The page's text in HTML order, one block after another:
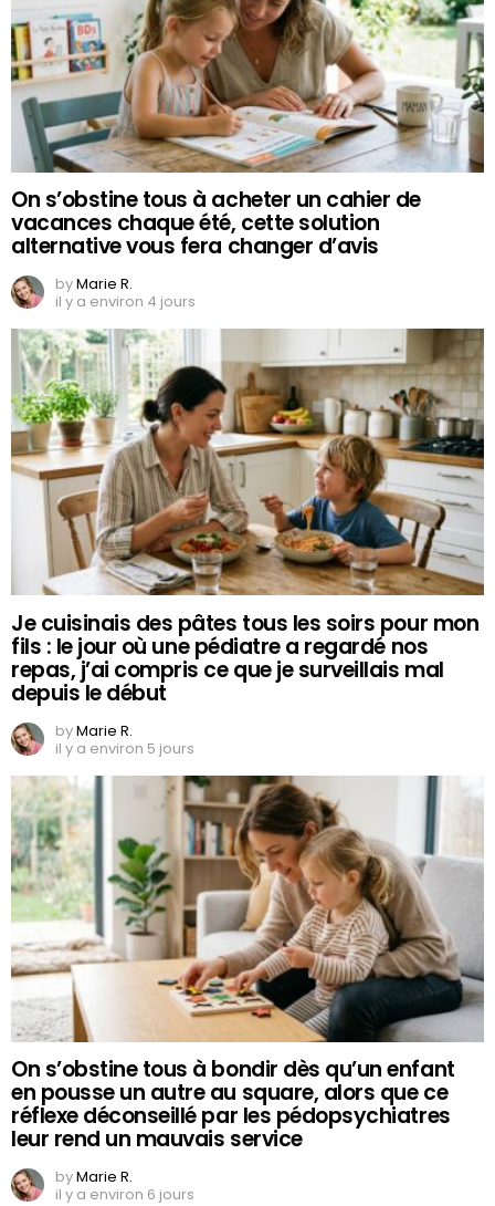
On s’obstine tous à acheter un cahier de
vacances chaque été, cette solution
alternative vous fera changer d’avis
byMarie R.
il y a environ 4 jours
Je cuisinais des pâtes tous les soirs pour mon
fils : le jour où une pédiatre a regardé nos
repas, j’ai compris ce que je surveillais mal
depuis le début
byMarie R.
il y a environ 5 jours
On s’obstine tous à bondir dès qu’un enfant
en pousse un autre au square, alors que ce
réflexe déconseillé par les pédopsychiatres
leur rend un mauvais service
byMarie R.
il y a environ 6 jours